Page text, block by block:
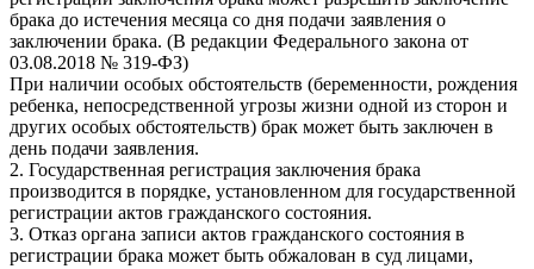
брака до истечения месяца со дня подачи заявления о
заключении брака. (В редакции Федерального закона от
03.08.2018 № 319-ФЗ)
При наличии особых обстоятельств (беременности, рождения
ребенка, непосредственной угрозы жизни одной из сторон и
других особых обстоятельств) брак может быть заключен в
день подачи заявления.
2. Государственная регистрация заключения брака
производится в порядке, установленном для государственной
регистрации актов гражданского состояния.
3. Отказ органа записи актов гражданского состояния в
регистрации брака может быть обжалован в суд лицами,